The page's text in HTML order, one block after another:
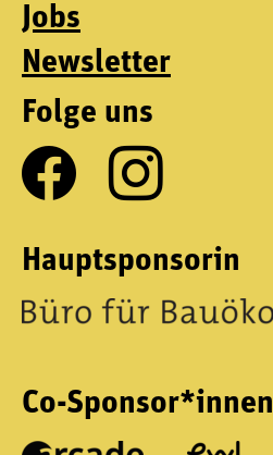
Jobs
Newsletter
Folge uns
Hauptsponsorin
Co-Sponsor*innen